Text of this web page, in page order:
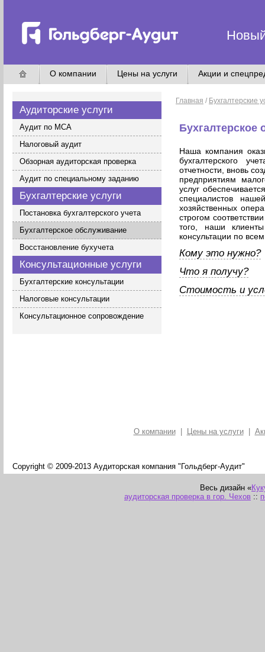
О компании Цены на услуги Акции и
Аудиторские услуги
Аудит по МСА
Налоговый аудит
Обзорная аудиторская проверка
Аудит по специальному заданию
Бухгалтерские услуги
Постановка бухгалтерского учета
Бухгалтерское обслуживание
Восстановление бухучета
Консультационные услуги
Бухгалтерские консультации
Налоговые консультации
Консультационное сопровождение
Главная / Бухгалтерские
Бухгалтерское
Наша компания
бухгалтерского
отчетности, вновь
предприятиям
услуг
специалистов
хозяйственных
строгом
того, наши
консультации по
Кому это нужно?
Что я получу?
Стоимость и
О компании Цены на услуги
Copyright © 2009-2013 Аудиторская компания "Гольдберг-Аудит"
Весь дизайн «
аудиторская проверка в гор. Чехов ::